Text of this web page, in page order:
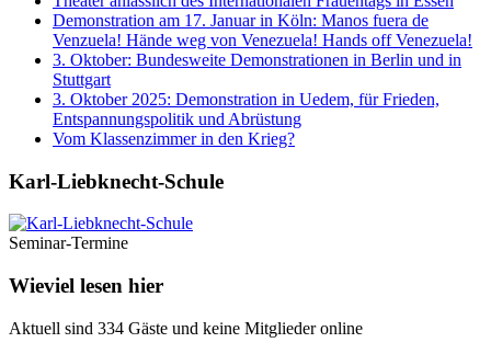
Demonstration am 17. Januar in Köln: Manos fuera de
Venzuela! Hände weg von Venezuela! Hands off Venezuela!
3. Oktober: Bundesweite Demonstrationen in Berlin und in
Stuttgart
3. Oktober 2025: Demonstration in Uedem, für Frieden,
Entspannungspolitik und Abrüstung
Vom Klassenzimmer in den Krieg?
Karl-Liebknecht-­Schule
Seminar-Termine
Wieviel lesen hier
Aktuell sind 334 Gäste und keine Mitglieder online